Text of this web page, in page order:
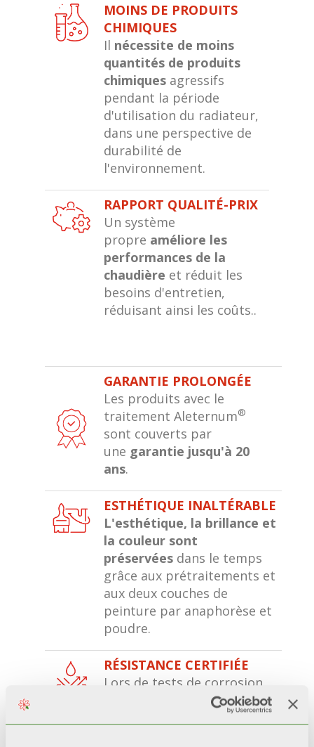
MOINS DE PRODUITS
CHIMIQUES
Il nécessite de moins
quantités de produits
chimiques agressifs
pendant la période
d'utilisation du radiateur,
dans une perspective de
durabilité de
l'environnement.
RAPPORT QUALITÉ-PRIX
Un système
propre améliore les
performances de la
chaudière et réduit les
besoins d'entretien,
réduisant ainsi les coûts..
GARANTIE PROLONGÉE
Les produits avec le
traitement Aleternum®
sont couverts par
une garantie jusqu'à 20
ans.
ESTHÉTIQUE INALTÉRABLE
L'esthétique, la brillance et
la couleur sont
préservées dans le temps
grâce aux prétraitements et
aux deux couches de
peinture par anaphorèse et
poudre.
RÉSISTANCE CERTIFIÉE
Lors de tests de corrosion
accélérée*, les radiateurs
avec une double couche de